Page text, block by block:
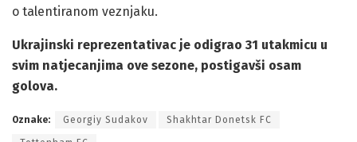
o talentiranom veznjaku.
Ukrajinski reprezentativac je odigrao 31 utakmicu u
svim natjecanjima ove sezone, postigavši osam
golova.
Oznake: Georgiy Sudakov Shakhtar Donetsk FC